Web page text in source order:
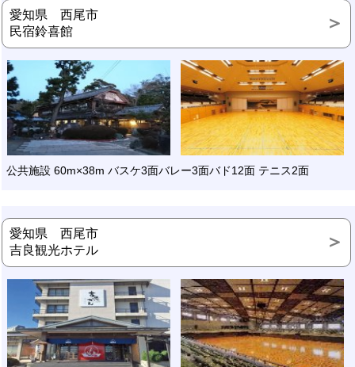
愛知県 西尾市
民宿鈴喜館
公共施設 60m×38m バスケ3面バレー3面バド12面 テニス2面
愛知県 西尾市
吉良観光ホテル